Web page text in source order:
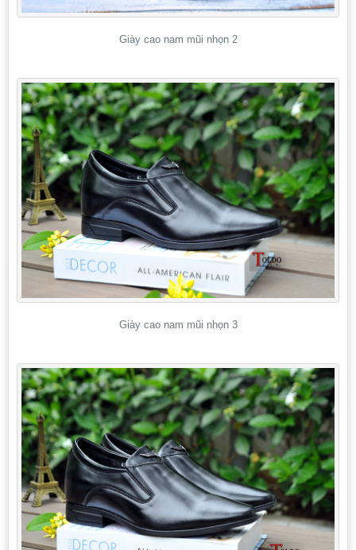
Giày cao nam mũi nhọn 2
Giày cao nam mũi nhọn 3